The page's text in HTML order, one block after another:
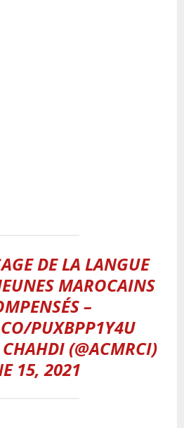
DE LA LANGUE
MAROCAINS
–
PUXBPP1Y4U
(@ACMRCI)
15, 2021